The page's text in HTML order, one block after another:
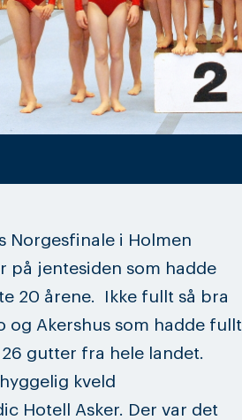
Norgesfinale i Holmen
på jentesiden som hadde
20 årene. Ikke fullt så bra
og Akershus som hadde fullt
gutter fra hele landet.
kveld
Hotell Asker. Der var det